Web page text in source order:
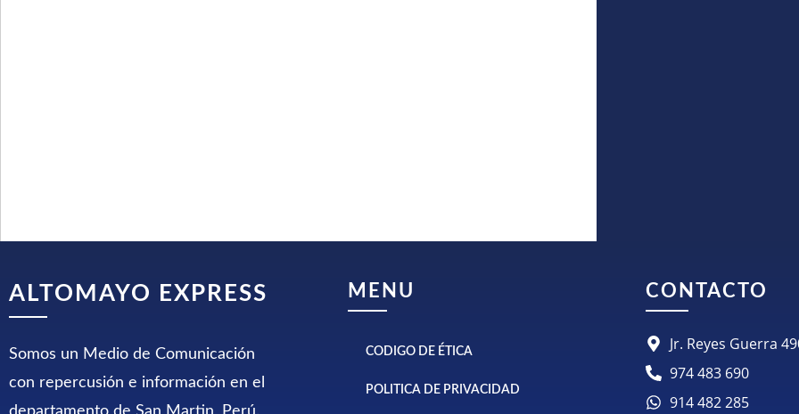
ALTOMAYO EXPRESS
Somos un Medio de Comunicación
con repercusión e información en el
MENU
CODIGO DE ÉTICA
POLITICA DE PRIVACIDAD
CONTACTO
Jr. Reyes Guerra
974 483 690
914 482 285